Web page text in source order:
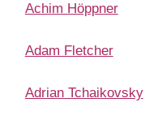
Achim Höppner
Adam Fletcher
Adrian Tchaikovsky